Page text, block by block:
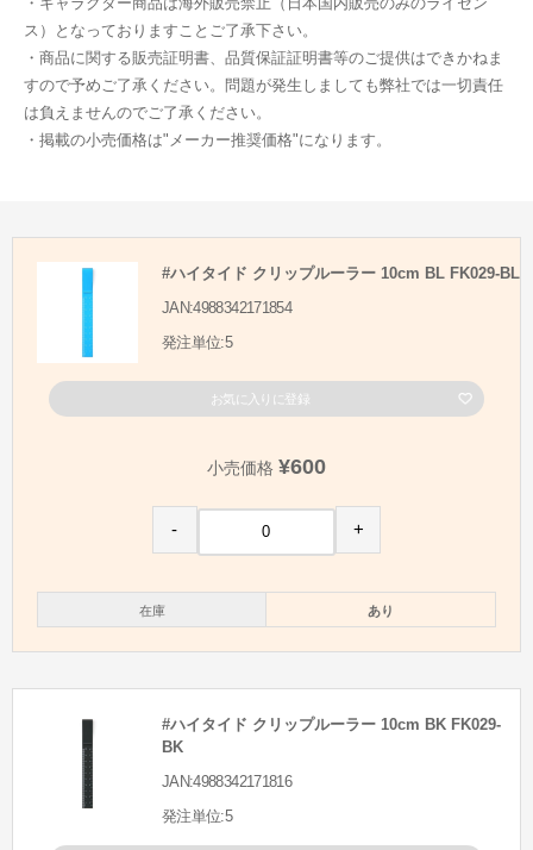
ス）となっておりますことご了承下さい。
・商品に関する販売証明書、品質保証証明書等のご提供はできかねま
すので予めご了承ください。問題が発生しましても弊社では一切責任
は負えませんのでご了承ください。
・掲載の小売価格は"メーカー推奨価格"になります。
#ハイタイド クリップルーラー 10cm BL FK029-BL
JAN:4988342171854
発注単位:5
お気に入りに登録
小売価格 ¥600
- +
在庫 あり
#ハイタイド クリップルーラー 10cm BK FK029-
BK
JAN:4988342171816
発注単位:5